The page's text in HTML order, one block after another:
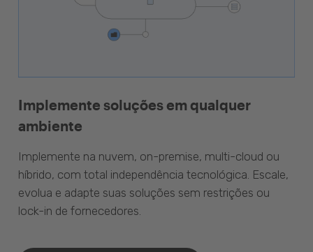
Implemente soluções em qualquer
ambiente
Implemente na nuvem, on-premise, multi-cloud ou
híbrido, com total independência tecnológica. Escale,
evolua e adapte suas soluções sem restrições ou
lock-in de fornecedores.